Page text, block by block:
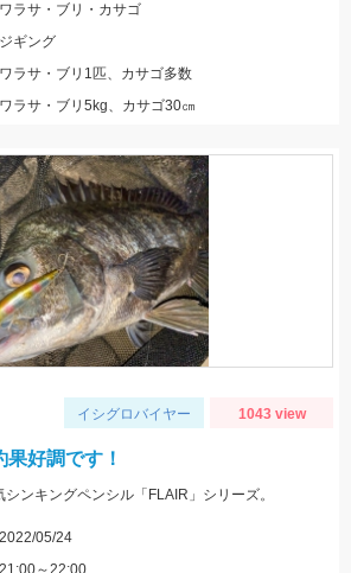
ワラサ・ブリ・カサゴ
ジギング
ワラサ・ブリ1匹、カサゴ多数
ワラサ・ブリ5kg、カサゴ30㎝
イシグロバイヤー 1043 view
好調です！
ンキングペンシル「FLAIR」シリーズ。
2022/05/24
21:00～22:00